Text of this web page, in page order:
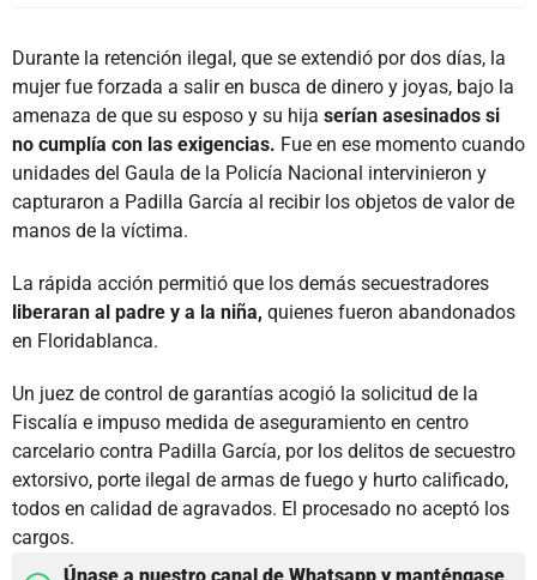
Durante la retención ilegal, que se extendió por dos días, la
mujer fue forzada a salir en busca de dinero y joyas, bajo la
amenaza de que su esposo y su hija serían asesinados si
no cumplía con las exigencias. Fue en ese momento cuando
unidades del Gaula de la Policía Nacional intervinieron y
capturaron a Padilla García al recibir los objetos de valor de
manos de la víctima.
La rápida acción permitió que los demás secuestradores
liberaran al padre y a la niña, quienes fueron abandonados
en Floridablanca.
Un juez de control de garantías acogió la solicitud de la
Fiscalía e impuso medida de aseguramiento en centro
carcelario contra Padilla García, por los delitos de secuestro
extorsivo, porte ilegal de armas de fuego y hurto calificado,
todos en calidad de agravados. El procesado no aceptó los
cargos.
Únase a nuestro canal de Whatsapp y manténgase